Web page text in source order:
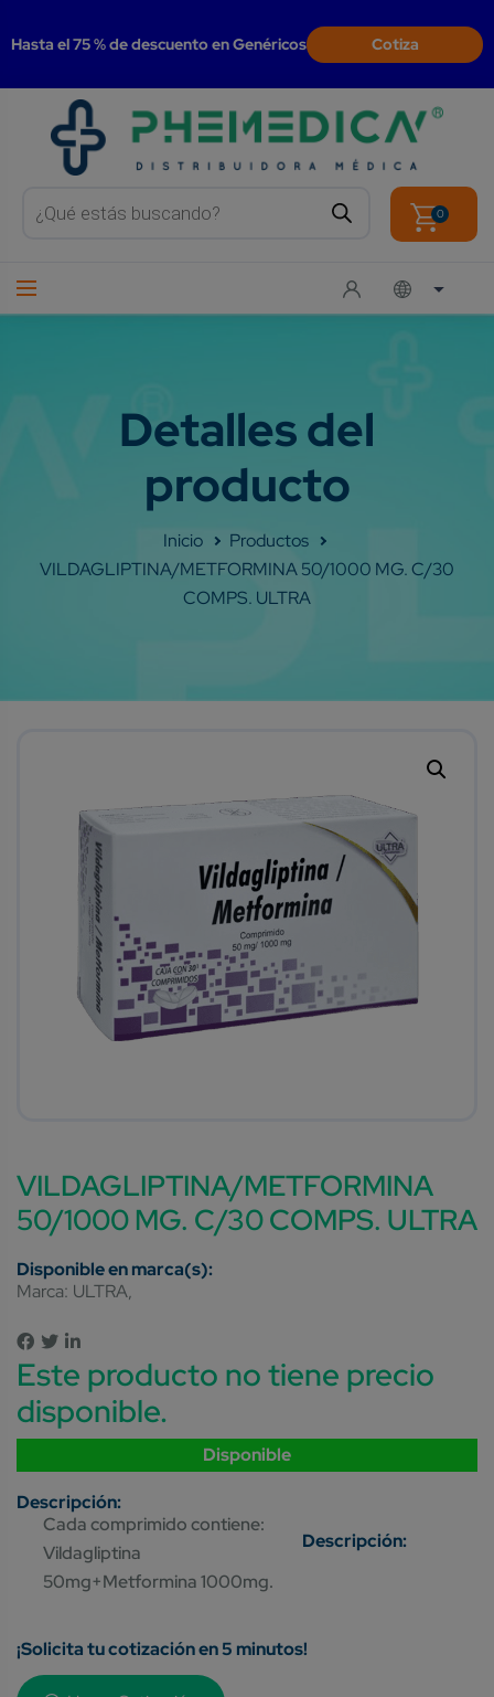
Hasta el 75 % de descuento en Genéricos Cotiza
search 0
Shop
VILDAGLIPTINA/METFORMINA 50/1000 MG. C/30
COMPS. ULTRA
VILDAGLIPTINA/METFORMINA
50/1000 MG. C/30 COMPS. ULTRA
Marca: ULTRA
Este producto no tiene precio
disponible.
Disponible
Cada comprimido contiene:
Vildagliptina
50mg+Metformina 1000mg.
¡Solicita tu cotización en 5 minutos!